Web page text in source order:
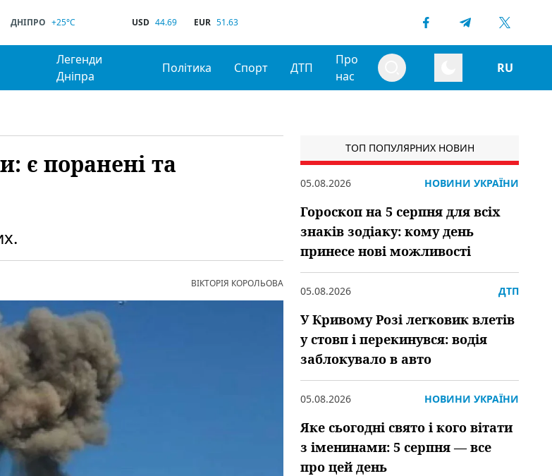
ДНІПРО +25°C USD 44.69 EUR 51.63
Легенди
Дніпра
Політика Спорт ДТП
Про
нас
RU
є поранені та
ВІКТОРІЯ КОРОЛЬОВА
ТОП ПОПУЛЯРНИХ НОВИН
05.08.2026 НОВИНИ УКРАЇНИ
Гороскоп на 5 серпня для всіх
знаків зодіаку: кому день
принесе нові можливості
05.08.2026 ДТП
У Кривому Розі легковик влетів
у стовп і перекинувся: водія
заблокувало в авто
05.08.2026 НОВИНИ УКРАЇНИ
Яке сьогодні свято і кого вітати
з іменинами: 5 серпня — все
про цей день